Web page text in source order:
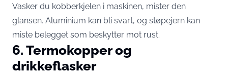
Vasker du kobberkjelen i maskinen, mister den
glansen. Aluminium kan bli svart, og støpejern kan
miste belegget som beskytter mot rust.
6. Termokopper og
drikkeflasker